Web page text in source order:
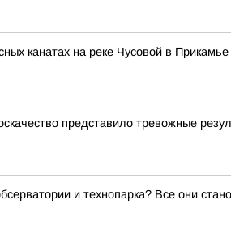
канатах на реке Чусовой в Прикамье
представило тревожные
и технопарка? Все они